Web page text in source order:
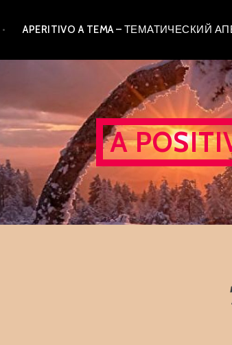
APERITIVO A TEMA – ТЕМАТИЧЕСКИЙ
A